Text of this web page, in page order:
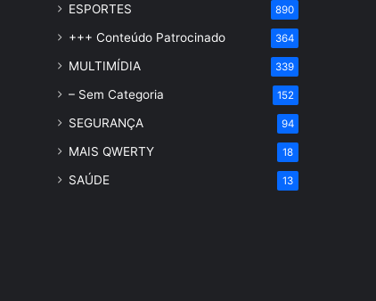
ESPORTES 890
+++ Conteúdo Patrocinado 364
MULTIMÍDIA 339
– Sem Categoria 152
SEGURANÇA 94
MAIS QWERTY 18
SAÚDE 13